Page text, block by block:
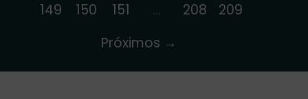
149
150 151 … 208
209
Próximos →